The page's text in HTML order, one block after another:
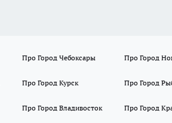
Про Город Чебоксары Про Город
Про Город Курск Про Город
Про Город Владивосток Про Город